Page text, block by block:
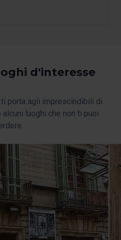
d'interesse
porta agli imprescindibili di
luoghi che non ti puoi